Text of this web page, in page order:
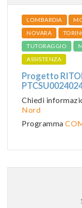
LOMBARDIA
NOVARA
TUTORAGGIO
ASSISTENZA
Progetto
Chiedi
Nord
Programma